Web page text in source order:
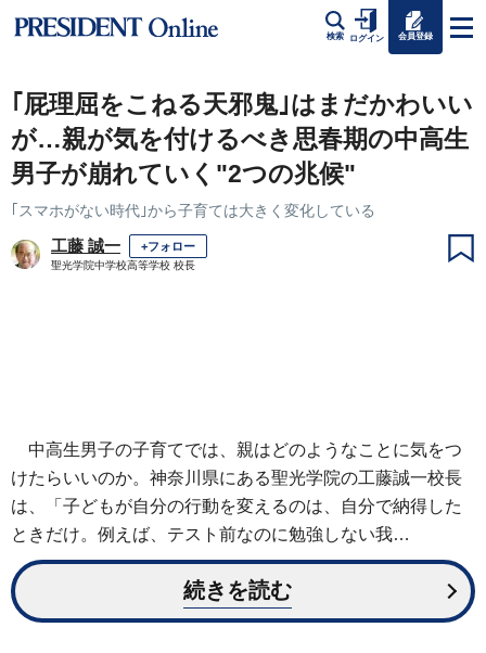
検索 ログイン 会員登録
｢屁理屈をこねる天邪鬼｣はまだかわいい
が…親が気を付けるべき思春期の中高生
男子が崩れていく"2つの兆候"
｢スマホがない時代｣から子育ては大きく変化している
工藤 誠一 +フォロー
聖光学院中学校高等学校 校長
中高生男子の子育てでは、親はどのようなことに気をつ
けたらいいのか。神奈川県にある聖光学院の工藤誠一校長
は、「子どもが自分の行動を変えるのは、自分で納得した
ときだけ。例えば、テスト前なのに勉強しない我…
続きを読む